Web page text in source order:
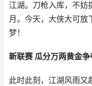
江湖。刀枪入库，不妨
月。今天，大侠大可放
梦！
新联赛 瓜分万两黄金
此时此刻，江湖风雨又